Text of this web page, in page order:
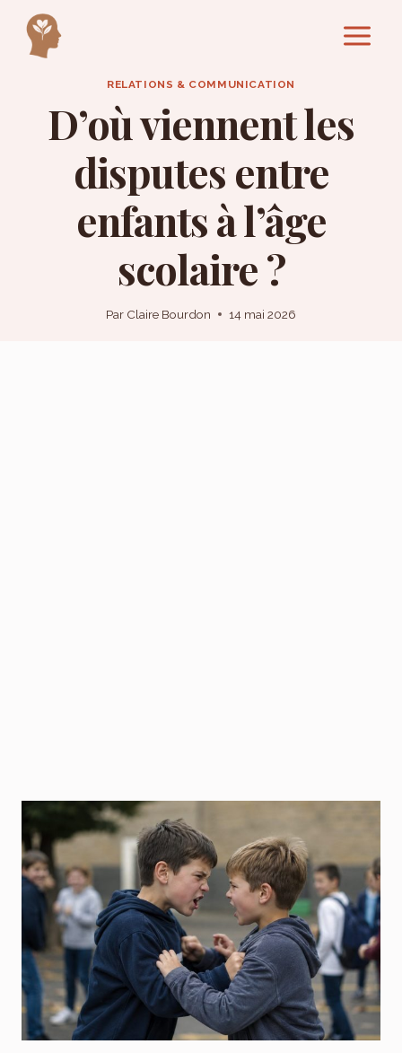
contenu
RELATIONS & COMMUNICATION
D’où viennent les
disputes entre
enfants à l’âge
scolaire ?
Par Claire Bourdon 14 mai 2026